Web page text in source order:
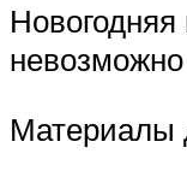
невозможно
Материалы